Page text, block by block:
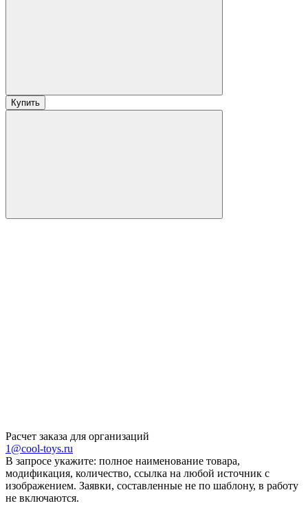
Купить
Расчет заказа для организаций
1@cool-toys.ru
В запросе укажите: полное наименование товара,
модификация, количество, ссылка на любой источник с
изображением. Заявки, составленные не по шаблону, в работу
не включаются.